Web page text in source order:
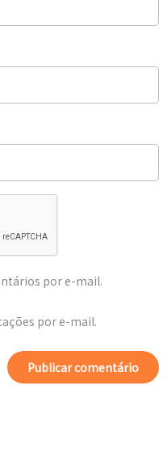
por e-mail.
por e-mail.